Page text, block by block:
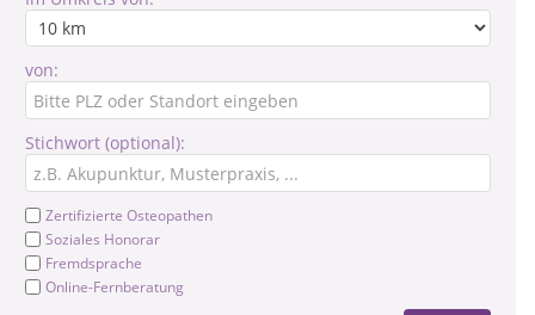
von:
Stichwort (optional):
Zertifizierte Osteopathen
Soziales Honorar
Fremdsprache
Online-Fernberatung